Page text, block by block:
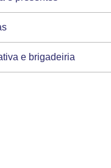
e brigadeiria